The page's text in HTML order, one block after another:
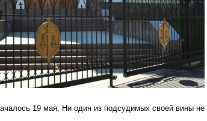
19 мая. Ни один из подсудимых своей вины не